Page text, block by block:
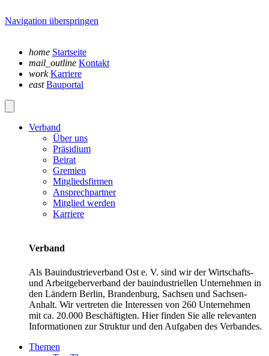
Navigation überspringen
home Startseite
mail_outline Kontakt
work Karriere
east Bauportal
Verband
Über uns
Präsidium
Beirat
Gremien
Mitgliedsfirmen
Ansprechpartner
Mitglied werden
Karriere
Verband
Als Bauindustrieverband Ost e. V. sind wir der Wirtschafts-
und Arbeitgeberverband der bauindustriellen Unternehmen in
den Ländern Berlin, Brandenburg, Sachsen und Sachsen-
Anhalt. Wir vertreten die Interessen von 260 Unternehmen
mit ca. 20.000 Beschäftigten. Hier finden Sie alle relevanten
Informationen zur Struktur und den Aufgaben des Verbandes.
Themen